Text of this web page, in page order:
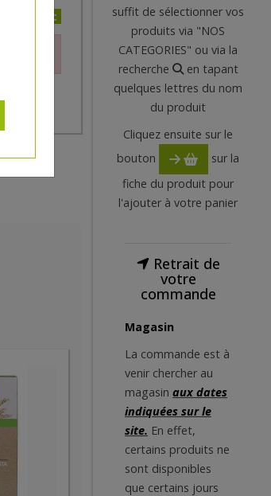
4.04€/pc
suffit de sélectionner vos
produits via "NOS
CATEGORIES" ou via la
recherche
en tapant
quelques lettres du nom
du produit
Cliquez ensuite sur le
bouton
sur la
fiche du produit pour
l'ajouter à votre panier
Retrait de
votre
commande
Magasin
La commande est à
venir chercher au
magasin aux dates
indiquées sur le
site. En effet,
certains produits ne
sont disponibles
que certains jours